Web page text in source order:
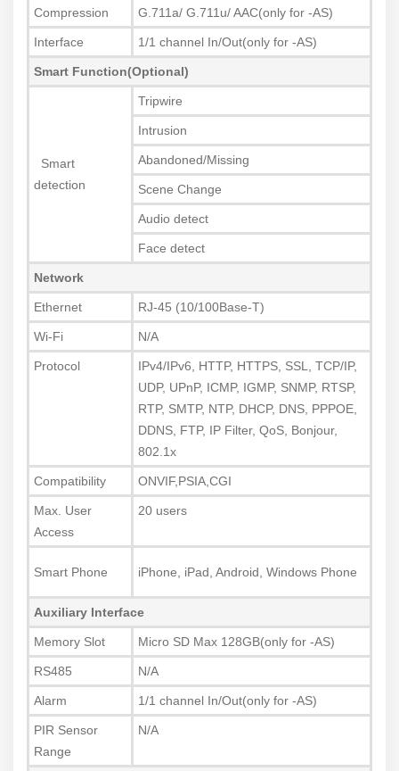
Compression G.711a/ G.711u/ AAC(only for -AS)
Interface 1/1 channel In/Out(only for -AS)
Smart Function(Optional)
Smart
detection
Tripwire
Intrusion
Abandoned/Missing
Scene Change
Audio detect
Face detect
Network
Ethernet RJ-45 (10/100Base-T)
Wi-Fi N/A
Protocol
IPv4/IPv6, HTTP, HTTPS, SSL, TCP/IP,
UDP, UPnP, ICMP, IGMP, SNMP, RTSP,
RTP, SMTP, NTP, DHCP, DNS, PPPOE,
DDNS, FTP, IP Filter, QoS, Bonjour,
802.1x
Compatibility ONVIF,PSIA,CGI
Max. User
Access
20 users
Smart Phone iPhone, iPad, Android, Windows Phone
Auxiliary Interface
Memory Slot Micro SD Max 128GB(only for -AS)
RS485 N/A
Alarm 1/1 channel In/Out(only for -AS)
PIR Sensor
Range
N/A